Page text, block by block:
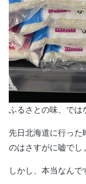
ふるさとの味、では
先日北海道に行った
のはさすがに嘘でし
しかし、本当なんで